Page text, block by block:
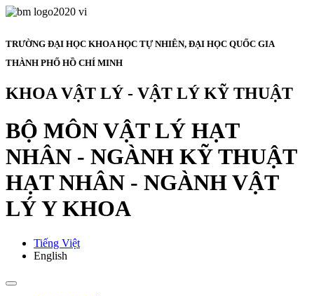
TRƯỜNG ĐẠI HỌC KHOA HỌC TỰ NHIÊN, ĐẠI HỌC QUỐC GIA
THÀNH PHỐ HỒ CHÍ MINH
KHOA VẬT LÝ - VẬT LÝ KỸ THUẬT
BỘ MÔN VẬT LÝ HẠT
NHÂN - NGÀNH KỸ THUẬT
HẠT NHÂN - NGÀNH VẬT
LÝ Y KHOA
Tiếng Việt
English